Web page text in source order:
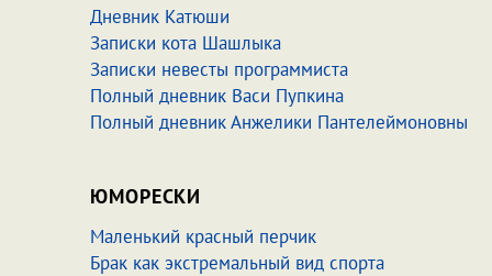
Дневник Катюши
Записки кота Шашлыка
Записки невесты программиста
Полный дневник Васи Пупкина
Полный дневник Анжелики Пантелеймоновны
ЮМОРЕСКИ
Маленький красный перчик
Брак как экстремальный вид спорта